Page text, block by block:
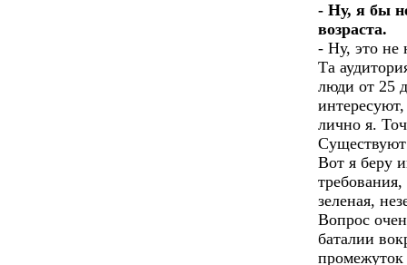
- Ну, я бы
возраста.
- Ну, это не
Та
люди от 25
лично я.
Вот я беру
требования,
зеленая,
Вопрос
баталии